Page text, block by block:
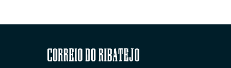
Correio do Ribatejo